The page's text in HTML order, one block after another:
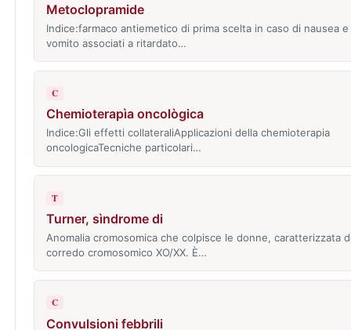
Metoclopramide
Indice:farmaco antiemetico di prima scelta in caso di nausea e
vomito associati a ritardato…
C
Chemioterapìa oncològica
Indice:Gli effetti collateraliApplicazioni della chemioterapia
oncologicaTecniche particolari…
T
Turner, sìndrome di
Anomalia cromosomica che colpisce le donne, caratterizzata
corredo cromosomico XO/XX. È…
C
Convulsioni febbrili